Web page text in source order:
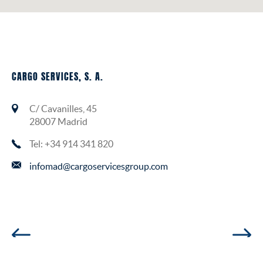
CARGO SERVICES, S. A.
C/ Cavanilles, 45
28007 Madrid
Tel: +34 914 341 820
infomad@cargoservicesgroup.com